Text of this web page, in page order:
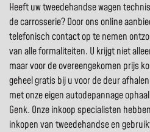
Heeft uw tweedehandse wagen
de carrosserie? Door ons online
telefonisch contact op te nemen
van alle formaliteiten. U krijgt niet
maar voor de overeengekomen prijs
geheel gratis bij u voor de deur afhalen
met onze eigen autodepannage
Genk. Onze inkoop specialisten
inkopen van tweedehandse en